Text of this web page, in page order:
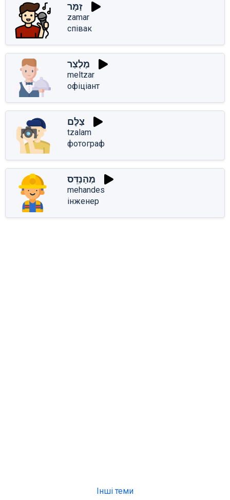
זַמָּר
zamar
співак
מֶלְצַר
meltzar
офіціант
צַלָּם
tzalam
фотограф
מְהַנְדֵּס
mehandes
інженер
Інші теми